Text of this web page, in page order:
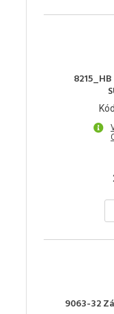
8215_HB
9063-32